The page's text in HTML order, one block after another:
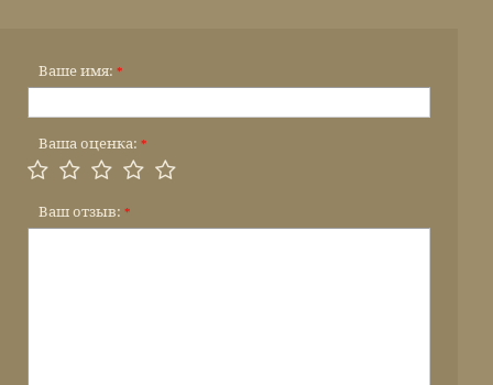
Ваше имя: *
Ваша оценка: *
Ваш отзыв: *